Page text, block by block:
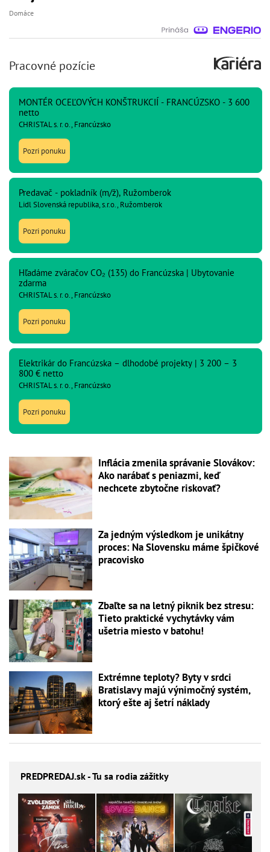
Domáce
Pracovné pozície
MONTÉR OCEĽOVÝCH KONŠTRUKCIÍ - FRANCÚZSKO - 3 600
netto
CHRISTAL s. r. o., Francúzsko
Pozri ponuku
Predavač - pokladník (m/ž), Ružomberok
Lidl Slovenská republika, s.r.o., Ružomberok
Pozri ponuku
Hľadáme zváračov CO₂ (135) do Francúzska | Ubytovanie
zdarma
CHRISTAL s. r. o., Francúzsko
Pozri ponuku
Elektrikár do Francúzska – dlhodobé projekty | 3 200 – 3
800 € netto
CHRISTAL s. r. o., Francúzsko
Pozri ponuku
Inflácia zmenila správanie Slovákov:
Ako narábať s peniazmi, keď
nechcete zbytočne riskovať?
Za jedným výsledkom je unikátny
proces: Na Slovensku máme špičkové
pracovisko
Zbaľte sa na letný piknik bez stresu:
Tieto praktické vychytávky vám
ušetria miesto v batohu!
Extrémne teploty? Byty v srdci
Bratislavy majú výnimočný systém,
ktorý ešte aj šetrí náklady
PREDPREDAJ.sk - Tu sa rodia zážitky